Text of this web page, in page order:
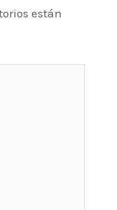
están